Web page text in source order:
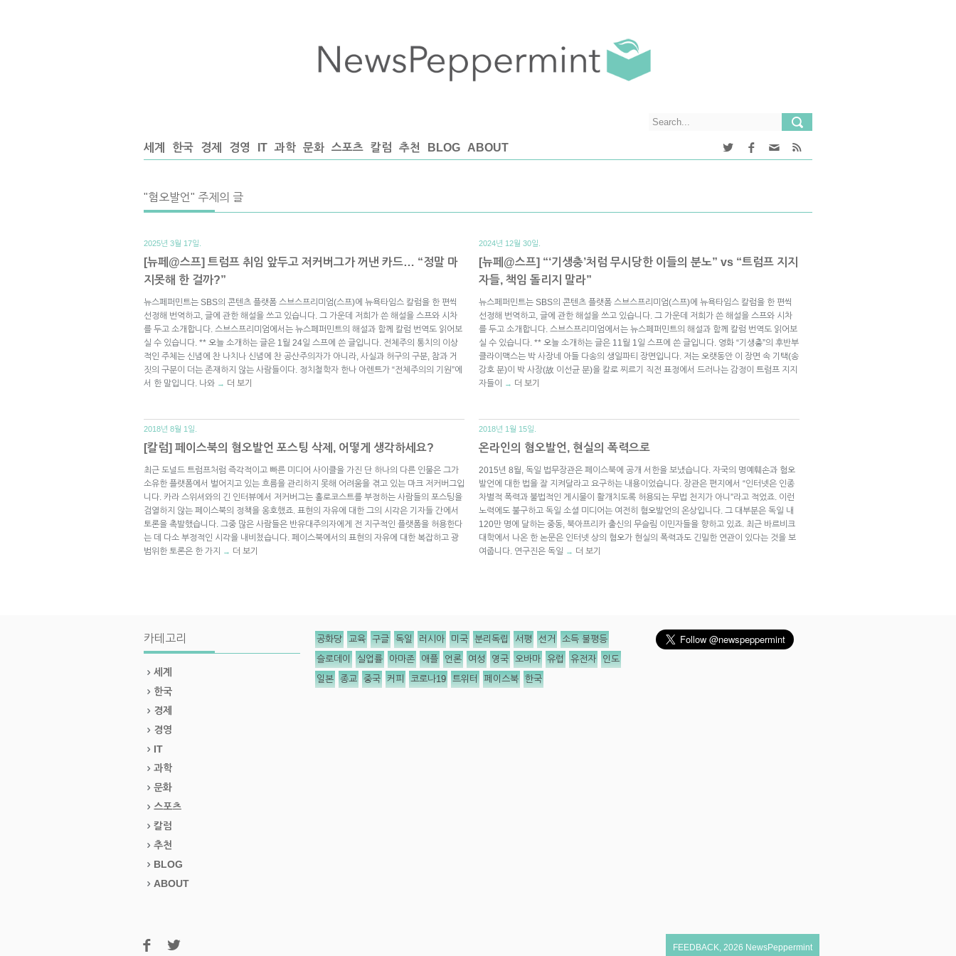
세계 한국 경제 경영 IT 과학 문화 스포츠 칼럼 추천 BLOG ABOUT
"혐오발언" 주제의 글
2025년 3월 17일.
[뉴페@스프] 트럼프 취임 앞두고 저커버그가 꺼낸 카드… “정말 마
지못해 한 걸까?”
뉴스페퍼민트는 SBS의 콘텐츠 플랫폼 스브스프리미엄(스프)에 뉴욕타임스 칼럼을 한 편씩
선정해 번역하고, 글에 관한 해설을 쓰고 있습니다. 그 가운데 저희가 쓴 해설을 스프와 시차
를 두고 소개합니다. 스브스프리미엄에서는 뉴스페퍼민트의 해설과 함께 칼럼 번역도 읽어보
실 수 있습니다. ** 오늘 소개하는 글은 1월 24일 스프에 쓴 글입니다. 전체주의 통치의 이상
적인 주체는 신념에 찬 나치나 신념에 찬 공산주의자가 아니라, 사실과 허구의 구분, 참과 거
짓의 구분이 더는 존재하지 않는 사람들이다. 정치철학자 한나 아렌트가 “전체주의의 기원”에
서 한 말입니다. 나와 → 더 보기
2024년 12월 30일.
[뉴페@스프] “‘기생충’처럼 무시당한 이들의 분노” vs “트럼프 지지
자들, 책임 돌리지 말라”
뉴스페퍼민트는 SBS의 콘텐츠 플랫폼 스브스프리미엄(스프)에 뉴욕타임스 칼럼을 한 편씩
선정해 번역하고, 글에 관한 해설을 쓰고 있습니다. 그 가운데 저희가 쓴 해설을 스프와 시차
를 두고 소개합니다. 스브스프리미엄에서는 뉴스페퍼민트의 해설과 함께 칼럼 번역도 읽어보
실 수 있습니다. ** 오늘 소개하는 글은 11월 1일 스프에 쓴 글입니다. 영화 “기생충”의 후반부
클라이맥스는 박 사장네 아들 다송의 생일파티 장면입니다. 저는 오랫동안 이 장면 속 기택(송
강호 분)이 박 사장(故 이선균 분)을 칼로 찌르기 직전 표정에서 드러나는 감정이 트럼프 지지
자들이
→ 더 보기
2018년 8월 1일.
[칼럼] 페이스북의 혐오발언 포스팅 삭제, 어떻게 생각하세요?
최근 도널드 트럼프처럼 즉각적이고 빠른 미디어 사이클을 가진 단 하나의 다른 인물은 그가
소유한 플랫폼에서 벌어지고 있는 흐름을 관리하지 못해 어려움을 겪고 있는 마크 저커버그입
니다. 카라 스위셔와의 긴 인터뷰에서 저커버그는 홀로코스트를 부정하는 사람들의 포스팅을
검열하지 않는 페이스북의 정책을 옹호했죠. 표현의 자유에 대한 그의 시각은 기자들 간에서
토론을 촉발했습니다. 그중 많은 사람들은 반유대주의자에게 전 지구적인 플랫폼을 허용한다
는 데 다소 부정적인 시각을 내비쳤습니다. 페이스북에서의 표현의 자유에 대한 복잡하고 광
범위한 토론은 한 가지
→ 더 보기
2018년 1월 15일.
온라인의 혐오발언, 현실의 폭력으로
2015년 8월, 독일 법무장관은 페이스북에 공개 서한을 보냈습니다. 자국의 명예훼손과 혐오
발언에 대한 법을 잘 지켜달라고 요구하는 내용이었습니다. 장관은 편지에서 “인터넷은 인종
차별적 폭력과 불법적인 게시물이 활개치도록 허용되는 무법 천지가 아니”라고 적었죠. 이런
노력에도 불구하고 독일 소셜 미디어는 여전히 혐오발언의 온상입니다. 그 대부분은 독일 내
120만 명에 달하는 중동, 북아프리카 출신의 무슬림 이민자들을 향하고 있죠. 최근 바르비크
대학에서 나온 한 논문은 인터넷 상의 혐오가 현실의 폭력과도 긴밀한 연관이 있다는 것을 보
여줍니다. 연구진은 독일 → 더 보기
카테고리
세계
한국
경제
경영
IT
과학
문화
스포츠
칼럼
추천
BLOG
ABOUT
공화당 교육 구글 독일 러시아 미국 분리독립 서평 선거 소득 불평등
슬로데이 실업률 아마존 애플 언론 여성 영국 오바마 유럽 유전자 인도
일본 종교 중국 커피 코로나19 트위터 페이스북 한국
FEEDBACK, 2026 NewsPeppermint